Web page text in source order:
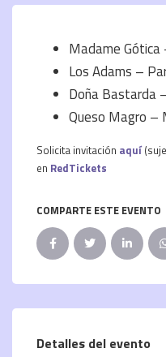
Madame
Los Adams –
Doña Bastarda
Queso Magro –
Solicita invitación aquí
en RedTickets
COMPARTE ESTE EVENTO
Detalles del evento